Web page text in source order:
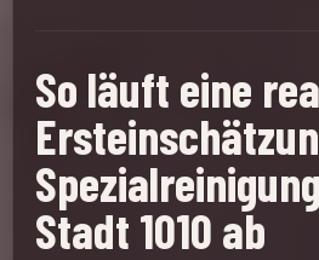
So läuft eine
Stadt 1010 ab